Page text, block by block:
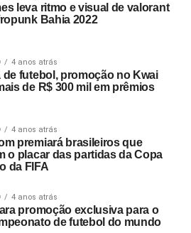
leva ritmo e visual de valorant
Bahia 2022
4 anos atrás
de futebol, promoção no Kwai
de R$ 300 mil em prêmios
4 anos atrás
premiará brasileiros que
o placar das partidas da Copa
da FIFA
4 anos atrás
promoção exclusiva para o
de futebol do mundo